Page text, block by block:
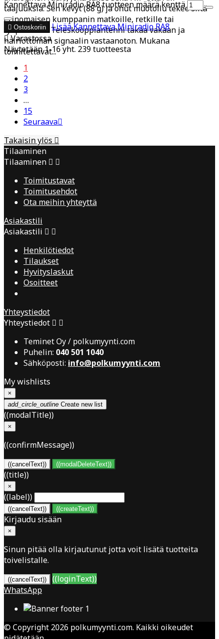
taajuuksia. Sen kevyt (88 g) ja ohut muotoilu tekee siitä
erinomaisen kumppanin matkoille, retkille tai
työpisteelle. Teleskooppiantenni takaa vakaan ja
häiriöttömän signaalin vastaanoton. Mukana
toimitettavat...
Kannettava Miniradio RA8 tuotteen määrä kenttä
 Ostoskoriin LisääKannettava Miniradio RA8
Varastossa
Näytetään 1-16 yht. 239 tuotteesta
1
2
3
…
15
Seuraava
Takaisin ylös 
Tilaaminen
Tilaaminen  
Toimitustavat
Toimitusehdot
Ota meihin yhteyttä
Asiakastili
Asiakastili  
Henkilötiedot
Tilaukset
Hyvityslaskut
Osoitteet
Yhteystiedot
Yhteystiedot  
Teminet Oy / polkumyynti.com
Puhelin: 040 501 1040
Sähköposti: info@polkumyynti.com
My wishlists
×
add_circle_outline Create new list
((modalTitle))
×
((confirmMessage))
((cancelText)) ((modalDeleteText))
((title))
×
((label))
((cancelText)) ((createText))
Kirjaudu sisään
×
Sinun pitää olla kirjautunut jotta voit lisätä tuotteita
toivelistalle.
((cancelText))
((loginText))
WhatsApp
© Copyright 2026 polkumyynti.com. Kaikki oikeudet